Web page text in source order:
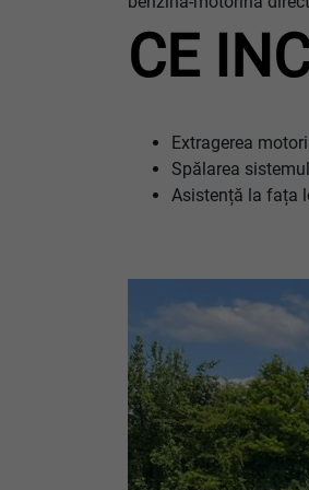
CE
Extragerea
Spălarea
Asistență la fața